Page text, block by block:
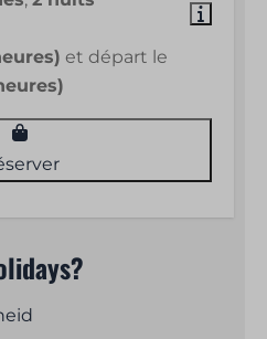
et départ le